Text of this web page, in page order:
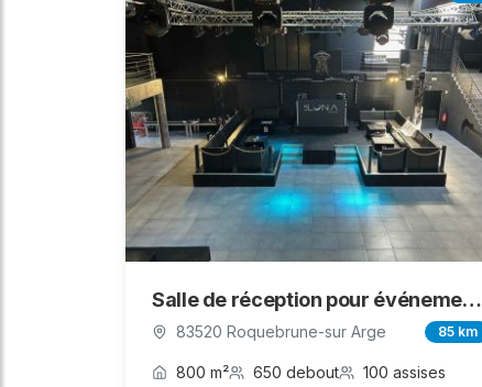
Salle de réception pour événements professionels
83520 Roquebrune-sur Arge 85 km
800 m² 650 debout 100 assises